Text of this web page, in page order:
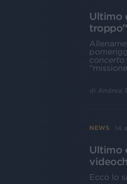
Ultimo
troppo”
concerto
di Andrea
NEWS 14
Ultimo
Ecco lo